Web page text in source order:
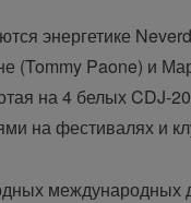
энергетике
(Tommy Paone) и
на 4 белых CDJ-
на фестивалях и
международных